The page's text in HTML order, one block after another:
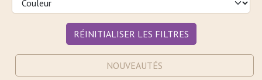
RÉINITIALISER LES FILTRES
NOUVEAUTÉS